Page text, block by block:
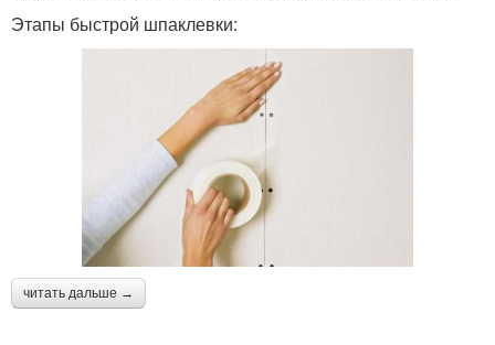
Этапы быстрой шпаклевки:
читать дальше →